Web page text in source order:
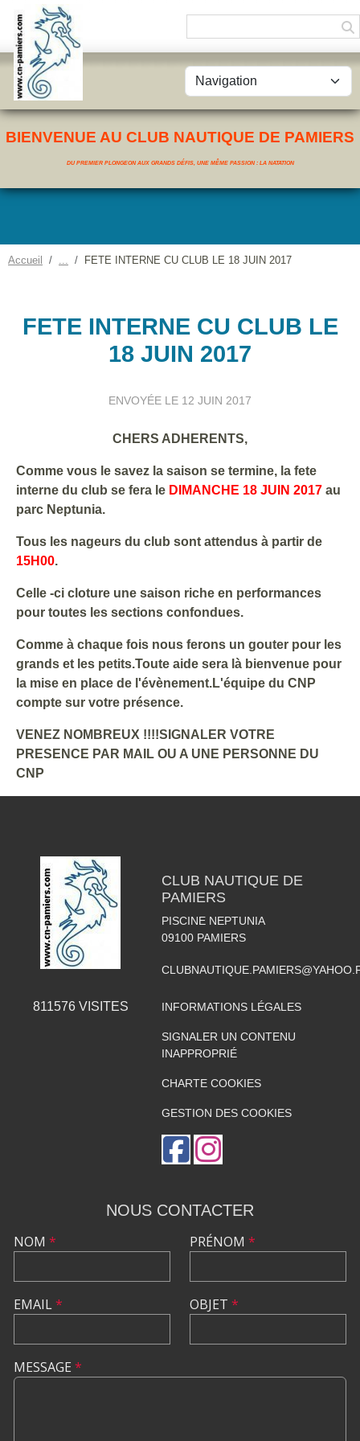
BIENVENUE AU CLUB NAUTIQUE DE PAMIERS
DU PREMIER PLONGEON AUX GRANDS DÉFIS, UNE MÊME PASSION : LA NATATION
Accueil FETE INTERNE CU CLUB LE 18 JUIN 2017
FETE INTERNE CU CLUB LE
18 JUIN 2017
ENVOYÉE LE 12 JUIN 2017
CHERS ADHERENTS,
Comme vous le savez la saison se termine, la fete
interne du club se fera le DIMANCHE 18 JUIN 2017 au
parc Neptunia.
Tous les nageurs du club sont attendus à partir de
15H00.
Celle -ci cloture une saison riche en performances
pour toutes les sections confondues.
Comme à chaque fois nous ferons un gouter pour les
grands et les petits.Toute aide sera là bienvenue pour
la mise en place de l'évènement.L'équipe du CNP
compte sur votre présence.
VENEZ NOMBREUX !!!!SIGNALER VOTRE
PRESENCE PAR MAIL OU A UNE PERSONNE DU
CNP
811576VISITES
CLUB NAUTIQUE DE
PAMIERS
PISCINE NEPTUNIA
09100 PAMIERS
INFORMATIONS LÉGALES
SIGNALER UN CONTENU
INAPPROPRIÉ
CHARTE COOKIES
GESTION DES COOKIES
NOUS CONTACTER
NOM *
EMAIL*
PRÉNOM *
OBJET *
MESSAGE *
Panneau de gestion des cookies